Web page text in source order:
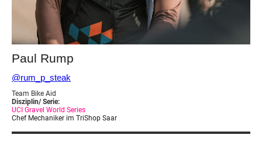
Paul Rump
@rum_p_steak
Team Bike Aid
Disziplin/ Serie:
UCI Gravel World Series
Chef Mechaniker im TriShop Saar